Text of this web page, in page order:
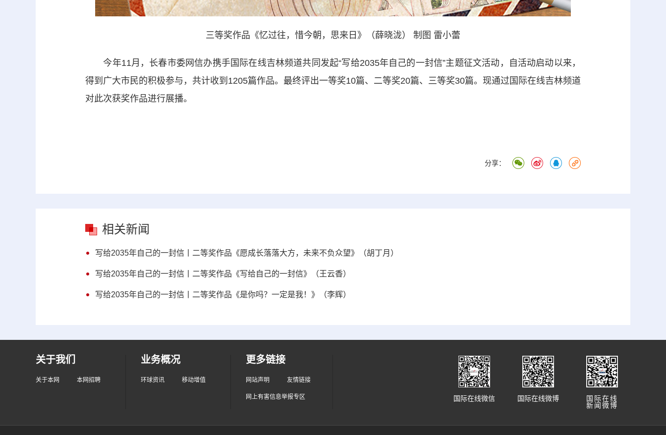
三等奖作品《忆过往，惜今朝，思来日》（薛晓泷） 制图 雷小蕾
今年11月，长春市委网信办携手国际在线吉林频道共同发起“写给2035年自己的一封信”主题征文活动，自活动启动以来，
得到广大市民的积极参与，共计收到1205篇作品。最终评出一等奖10篇、二等奖20篇、三等奖30篇。现通过国际在线吉林频道
对此次获奖作品进行展播。
分享：
相关新闻
写给2035年自己的一封信丨二等奖作品《愿成长落落大方，未来不负众望》（胡丁月）
写给2035年自己的一封信丨二等奖作品《写给自己的一封信》（王云香）
写给2035年自己的一封信丨二等奖作品《是你吗？一定是我！》（李辉）
关于我们
关于本网 本网招聘
业务概况
环球资讯 移动增值
更多链接
网站声明 友情链接
网上有害信息举报专区
国际在线
新闻微博
国际在线微博
国际在线微信